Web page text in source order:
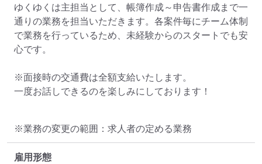
ゆくゆくは主担当として、帳簿作成～申告書作成まで一
通りの業務を担当いただきます。各案件毎にチーム体制
で業務を行っているため、未経験からのスタートでも安
心です。
※面接時の交通費は全額支給いたします。
一度お話しできるのを楽しみにしております！
※業務の変更の範囲：求人者の定める業務
雇用形態